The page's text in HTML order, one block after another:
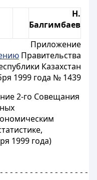
Н.
Балгимбаев
Приложение
Правительства
Казахстан
1999 года № 1439
2-го Совещания
1999 года)